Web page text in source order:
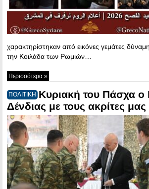
χαρακτηρίστηκαν από εικόνες γεμάτες
την Κοιλάδα των Ρωμιών…
Περισσότερα »
ΠΟΛΙΤΙΚΗ Κυριακή του Πάσχα ο
Δένδιας με τους ακρίτες